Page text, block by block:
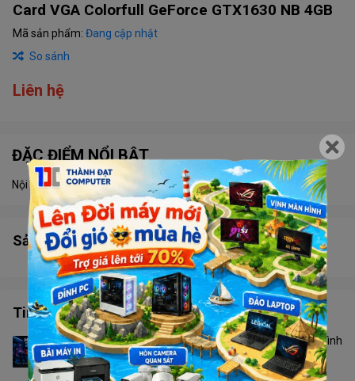
Card VGA Colorfull GeForce GTX1630 NB 4GB
Mã sản phẩm: Đang cập nhật
So sánh
Liên hệ
ĐẶC ĐIỂM NỔI BẬT
Nội dung đang được cập nhật
Sản phẩm tương tự
Tin tức công nghệ
Màn Hình 24 Inch Hay 27 Inch? Không Phải Cứ Màn Hình
To Hơn Là Tốt Hơn